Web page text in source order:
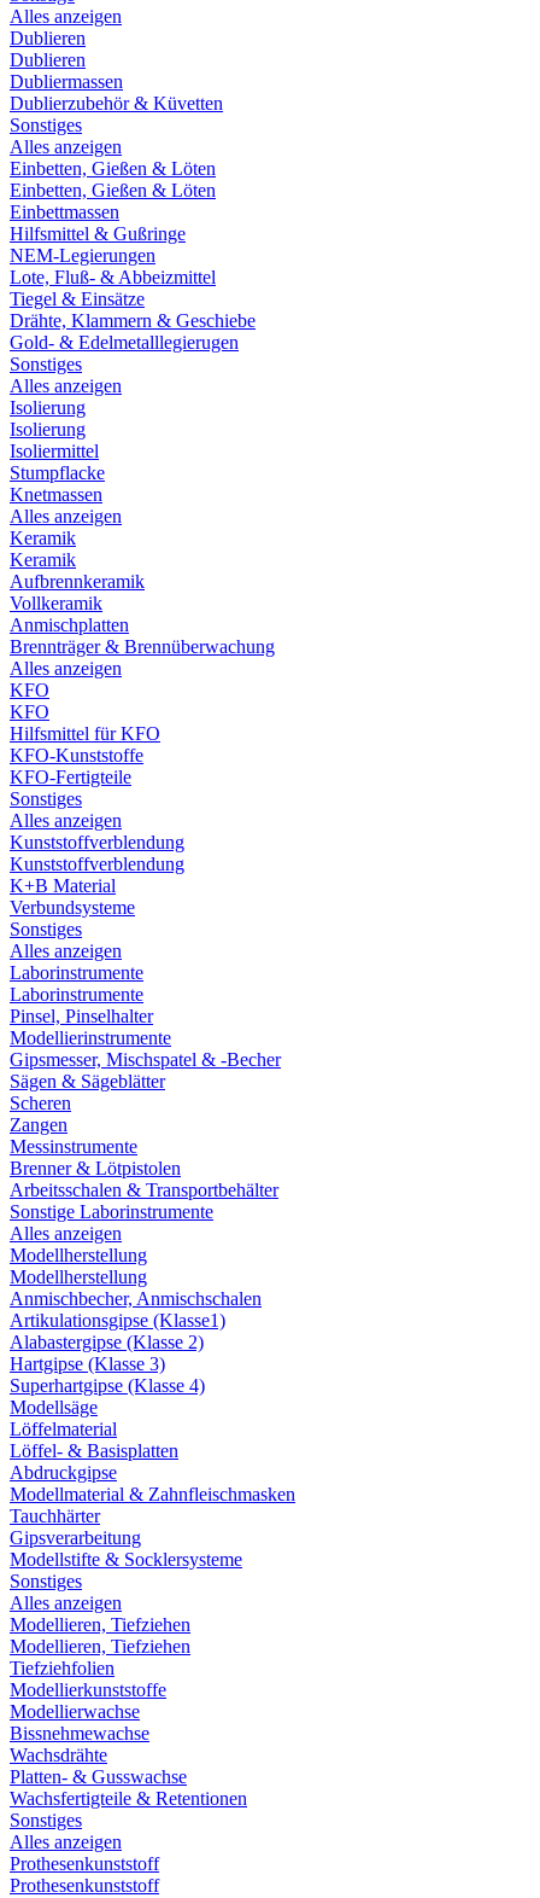
Alles anzeigen
Dublieren
Dublieren
Dubliermassen
Dublierzubehör & Küvetten
Sonstiges
Alles anzeigen
Einbetten, Gießen & Löten
Einbetten, Gießen & Löten
Einbettmassen
Hilfsmittel & Gußringe
NEM-Legierungen
Lote, Fluß- & Abbeizmittel
Tiegel & Einsätze
Drähte, Klammern & Geschiebe
Gold- & Edelmetalllegierugen
Sonstiges
Alles anzeigen
Isolierung
Isolierung
Isoliermittel
Stumpflacke
Knetmassen
Alles anzeigen
Keramik
Keramik
Aufbrennkeramik
Vollkeramik
Anmischplatten
Brennträger & Brennüberwachung
Alles anzeigen
KFO
KFO
Hilfsmittel für KFO
KFO-Kunststoffe
KFO-Fertigteile
Sonstiges
Alles anzeigen
Kunststoffverblendung
Kunststoffverblendung
K+B Material
Verbundsysteme
Sonstiges
Alles anzeigen
Laborinstrumente
Laborinstrumente
Pinsel, Pinselhalter
Modellierinstrumente
Gipsmesser, Mischspatel & -Becher
Sägen & Sägeblätter
Scheren
Zangen
Messinstrumente
Brenner & Lötpistolen
Arbeitsschalen & Transportbehälter
Sonstige Laborinstrumente
Alles anzeigen
Modellherstellung
Modellherstellung
Anmischbecher, Anmischschalen
Artikulationsgipse (Klasse1)
Alabastergipse (Klasse 2)
Hartgipse (Klasse 3)
Superhartgipse (Klasse 4)
Modellsäge
Löffelmaterial
Löffel- & Basisplatten
Abdruckgipse
Modellmaterial & Zahnfleischmasken
Tauchhärter
Gipsverarbeitung
Modellstifte & Socklersysteme
Sonstiges
Alles anzeigen
Modellieren, Tiefziehen
Modellieren, Tiefziehen
Tiefziehfolien
Modellierkunststoffe
Modellierwachse
Bissnehmewachse
Wachsdrähte
Platten- & Gusswachse
Wachsfertigteile & Retentionen
Sonstiges
Alles anzeigen
Prothesenkunststoff
Prothesenkunststoff